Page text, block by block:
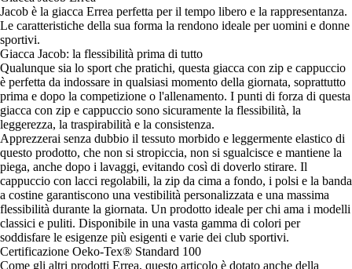
Jacob è la giacca Errea perfetta per il tempo libero e la rappresentanza.
Le caratteristiche della sua forma la rendono ideale per uomini e donne
sportivi.
Giacca Jacob: la flessibilità prima di tutto
Qualunque sia lo sport che pratichi, questa giacca con zip e cappuccio
è perfetta da indossare in qualsiasi momento della giornata, soprattutto
prima e dopo la competizione o l'allenamento. I punti di forza di questa
giacca con zip e cappuccio sono sicuramente la flessibilità, la
leggerezza, la traspirabilità e la consistenza.
Apprezzerai senza dubbio il tessuto morbido e leggermente elastico di
questo prodotto, che non si stropiccia, non si sgualcisce e mantiene la
piega, anche dopo i lavaggi, evitando così di doverlo stirare. Il
cappuccio con lacci regolabili, la zip da cima a fondo, i polsi e la banda
a costine garantiscono una vestibilità personalizzata e una massima
flessibilità durante la giornata. Un prodotto ideale per chi ama i modelli
classici e puliti. Disponibile in una vasta gamma di colori per
soddisfare le esigenze più esigenti e varie dei club sportivi.
Certificazione Oeko-Tex® Standard 100
Come gli altri prodotti Errea, questo articolo è dotato anche della